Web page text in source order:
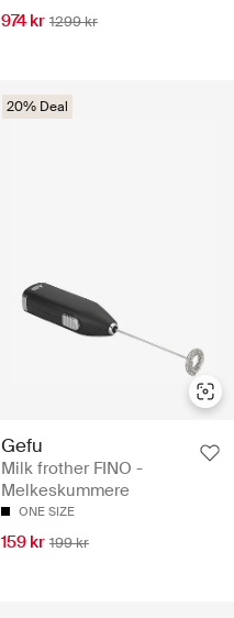
974 kr 1299 kr
20% Deal
Gefu
Milk frother FINO -
Melkeskummere
ONE SIZE
159 kr 199 kr